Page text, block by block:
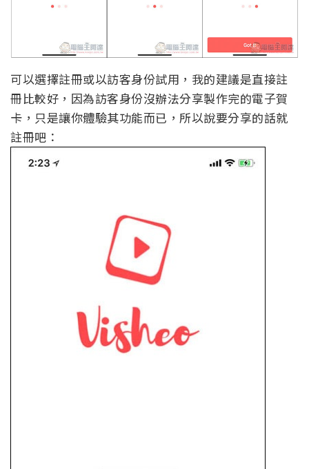
可以選擇註冊或以訪客身份試用，我的建議是直接註
冊比較好，因為訪客身份沒辦法分享製作完的電子賀
卡，只是讓你體驗其功能而已，所以說要分享的話就
註冊吧：